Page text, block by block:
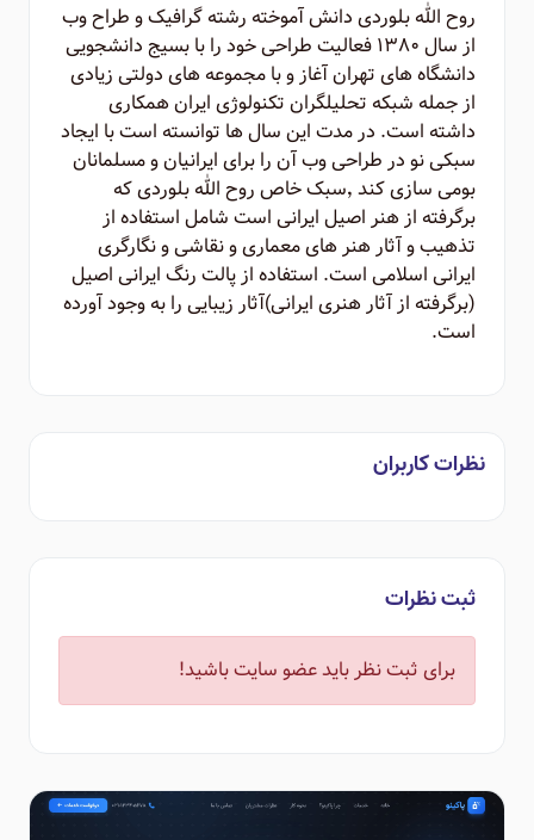
روح الله بلوردی دانش آموخته رشته گرافیک و طراح وب
از سال ۱۳۸۰ فعالیت طراحی خود را با بسیج دانشجویی
دانشگاه های تهران آغاز و با مجموعه های دولتی زیادی
از جمله شبکه تحلیلگران تکنولوژی ایران همکاری
داشته است. در مدت این سال ها توانسته است با ایجاد
سبکی نو در طراحی وب آن را برای ایرانیان و مسلمانان
بومی سازی کند ٬‌سبک خاص روح الله بلوردی که
برگرفته از هنر اصیل ایرانی است شامل استفاده از
تذهیب و آثار هنر های معماری و نقاشی و نگارگری
ایرانی اسلامی است. استفاده از پالت رنگ ایرانی اصیل
(برگرفته از آثار هنری ایرانی)‌آثار زیبایی را به وجود آورده
است.
نظرات کاربران
ثبت نظرات
برای ثبت نظر باید عضو سایت باشید!